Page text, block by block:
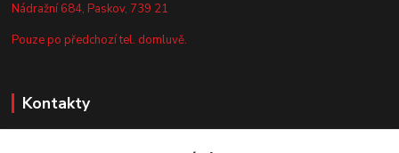
Nádražní 684, Paskov, 739 21
Pouze po předchozí tel. domluvě.
Kontakty